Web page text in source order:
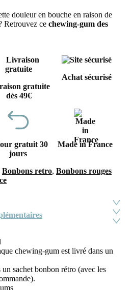
douleur en bouche en raison de
Retrouvez ce chewing-gum des
gratuite
dès 49€
Achat sécurisé
gratuit 30
jours
Made in France
Bonbons retro, Bonbons rouges
chewing-gum est livré dans un
sachet bonbon rétro (avec les